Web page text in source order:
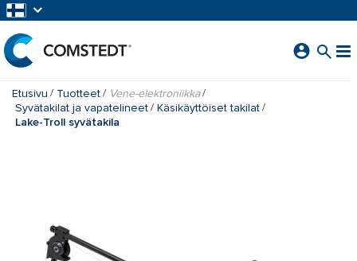
Etusivu Tuotteet
Vene-elektroniikka
Syvätakilat ja vapatelineet
Käsikäyttöiset takilat
Lake-Troll syvätakila